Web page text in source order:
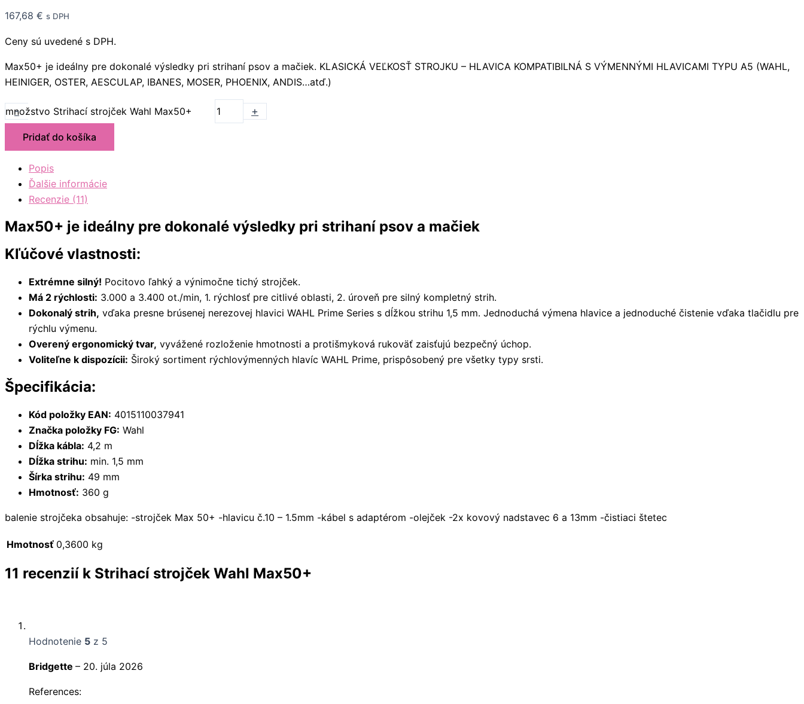
167,68 € s DPH
Ceny sú uvedené s DPH.
Max50+ je ideálny pre dokonalé výsledky pri strihaní psov a mačiek. KLASICKÁ VEĽKOSŤ STROJKU – HLAVICA KOMPATIBILNÁ S VÝMENNÝMI HLAVICAMI TYPU A5 (WAHL,
HEINIGER, OSTER, AESCULAP, IBANES, MOSER, PHOENIX, ANDIS…atď.)
-
množstvo Strihací strojček Wahl Max50+ +
Pridať do košíka
Popis
Ďalšie informácie
Recenzie (11)
Max50+ je ideálny pre dokonalé výsledky pri strihaní psov a mačiek
Kľúčové vlastnosti:
Extrémne silný! Pocitovo ľahký a výnimočne tichý strojček.
Má 2 rýchlosti: 3.000 a 3.400 ot./min, 1. rýchlosť pre citlivé oblasti, 2. úroveň pre silný kompletný strih.
Dokonalý strih, vďaka presne brúsenej nerezovej hlavici WAHL Prime Series s dĺžkou strihu 1,5 mm. Jednoduchá výmena hlavice a jednoduché čistenie vďaka tlačidlu pre
rýchlu výmenu.
Overený ergonomický tvar, vyvážené rozloženie hmotnosti a protišmyková rukoväť zaisťujú bezpečný úchop.
Voliteľne k dispozícii: Široký sortiment rýchlovýmenných hlavíc WAHL Prime, prispôsobený pre všetky typy srsti.
Špecifikácia:
Kód položky EAN: 4015110037941
Značka položky FG: Wahl
Dĺžka kábla: 4,2 m
Dĺžka strihu: min. 1,5 mm
Šírka strihu: 49 mm
Hmotnosť: 360 g
balenie strojčeka obsahuje: -strojček Max 50+ -hlavicu č.10 – 1.5mm -kábel s adaptérom -olejček -2x kovový nadstavec 6 a 13mm -čistiaci štetec
Hmotnosť 0,3600 kg
11 recenzií k Strihací strojček Wahl Max50+
Hodnotenie 5 z 5
Bridgette – 20. júla 2026
References: